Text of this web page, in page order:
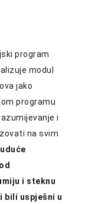
program
modul
jako
programu
i
na svim
i steknu
bili uspješni u